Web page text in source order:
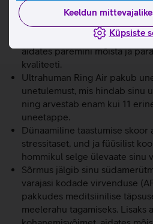
Keeldun
Küpsiste
ärrita nahka.
Sõrmus jälgib detailselt sinu
löögisageduse muutlikkust
aidates paremini mõista ja
kvaliteeti.
Ultrahuman Ring Air pakub
unetulemust, mis hindab sinu
ning arvestab enam kui 11
uneetappe.
Dünaamiline taastumise skoor
stressitaset, und ja füüsilist
hommikul selge ülevaate sinu
Sõrmus jälgib sinu
varajasi kodade virvenduse
pakkudes meditsiinilise
meelerahu tagamiseks. Lisaks